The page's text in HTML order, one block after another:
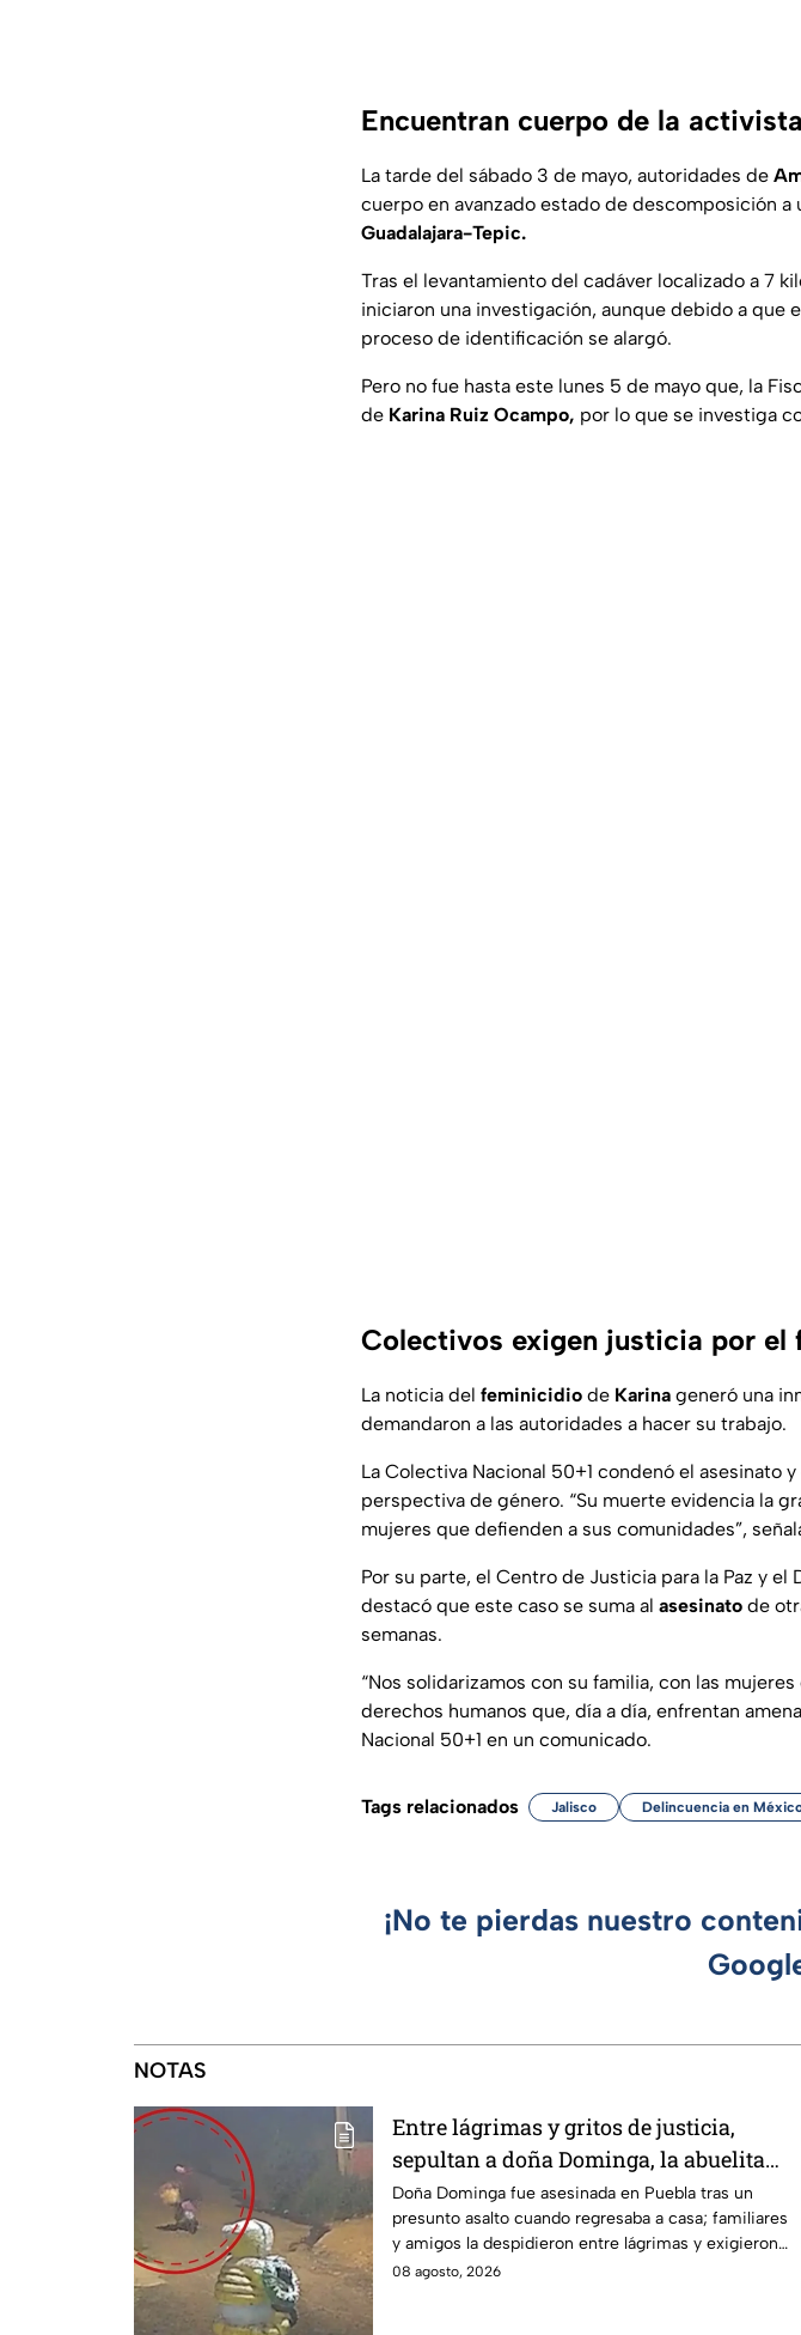
Encuentran cuerpo de la
La tarde del sábado 3 de mayo, autoridades de
cuerpo en avanzado estado de descomposición
Guadalajara-Tepic.
Tras el levantamiento del cadáver localizado a 7
iniciaron una investigación, aunque debido a que
proceso de identificación se alargó.
Pero no fue hasta este lunes 5 de mayo que, la
de Karina Ruiz Ocampo, por lo que se investiga
Colectivos exigen justicia por el
La noticia del feminicidio de Karina generó una
demandaron a las autoridades a hacer su trabajo.
La Colectiva Nacional 50+1 condenó el asesinato
perspectiva de género. “Su muerte evidencia la
mujeres que defienden a sus comunidades”,
Por su parte, el Centro de Justicia para la Paz y
destacó que este caso se suma al asesinato de
semanas.
“Nos solidarizamos con su familia, con las
derechos humanos que, día a día, enfrentan
Nacional 50+1 en un comunicado.
Tags relacionados Jalisco Delincuencia en
¡No te pierdas nuestro
NOTAS
Entre lágrimas y gritos de justicia,
sepultan a doña Dominga, la abuelita
asesinada tras asalto en Amozoc,
Puebla
Doña Dominga fue asesinada en Puebla tras un
presunto asalto cuando regresaba a casa; familiares
y amigos la despidieron entre lágrimas y exigieron
justicia.
08 agosto, 2026